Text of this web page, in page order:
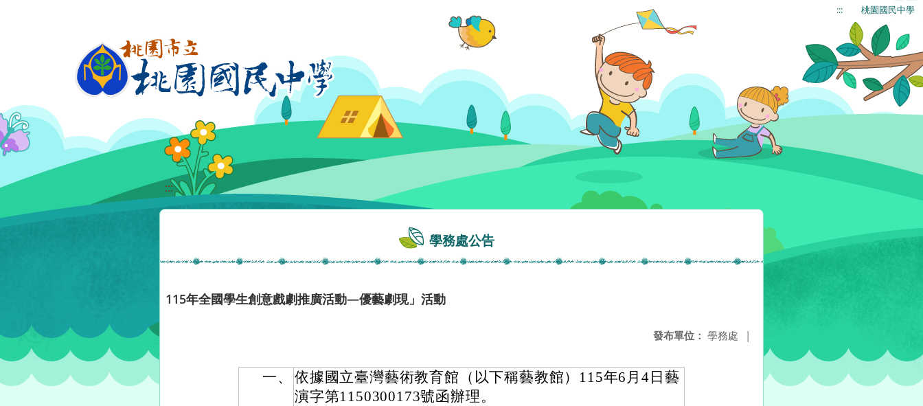
::: 桃園國民中學
:::
學務處公告
115年全國學生創意戲劇推廣活動—優藝劇現」活動
發布單位： 學務處 |
一、
依據國立臺灣藝術教育館（以下稱藝教館）115年6月4日藝
演字第1150300173號函辦理。